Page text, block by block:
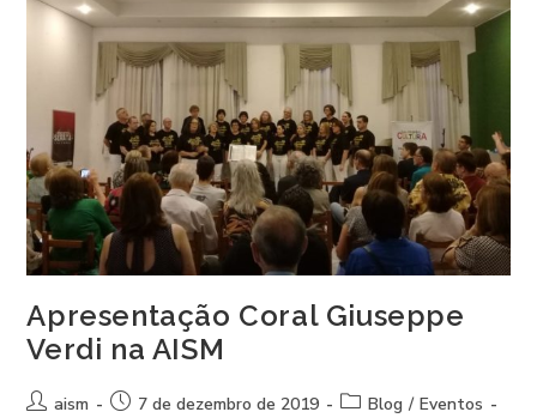
Apresentação Coral Giuseppe
Verdi na AISM
aism 7 de dezembro de 2019 Blog / Eventos